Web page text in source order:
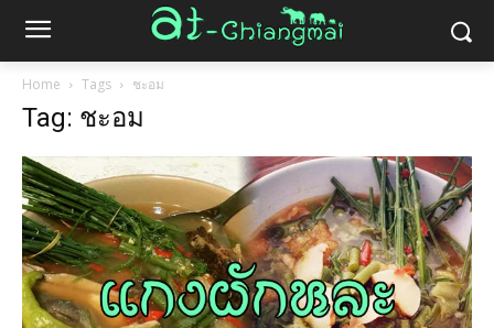
Home Tags ชะอม
Tag: ชะอม